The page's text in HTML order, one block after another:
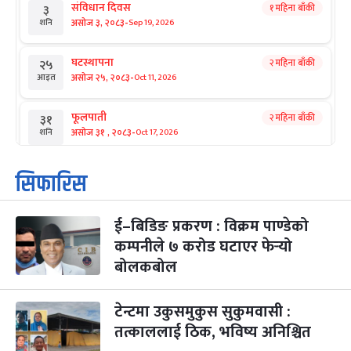
३
शनि
संविधान दिवस
असोज ३, २०८३-Sep 19, 2026
१ महिना बाँकी
२५
आइत
घटस्थापना
असोज २५, २०८३-Oct 11, 2026
२ महिना बाँकी
३१
शनि
फूलपाती
असोज ३१ , २०८३-Oct 17, 2026
२ महिना बाँकी
१
आइत
कार्तिक सङ्क्रान्ति
कार्तिक १, २०८३
३
मंगल
महानवमी
कार्तिक ३, २०८३-Oct 20, 2026
२ महिना बाँकी
४
५ पापा‌ङ्कुशा एकादशी व्रत २ महिना बाँकी
सिफारिस
ई–बिडिङ प्रकरण : विक्रम पाण्डेको
कम्पनीले ७ करोड घटाएर फेर्‍यो
बोलकबोल
टेन्टमा उकुसमुकुस सुकुमवासी :
तत्काललाई ठिक, भविष्य अनिश्चित